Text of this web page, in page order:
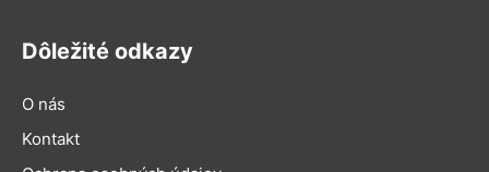
Dôležité odkazy
O nás
Kontakt